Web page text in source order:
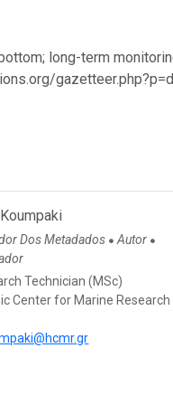
long-term
Dos Metadados ● Autor ●
Technician (MSc)
Center for Marine Research